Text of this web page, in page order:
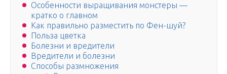
Особенности выращивания монстеры —
кратко о главном
Как правильно разместить по Фен-шуй?
Польза цветка
Болезни и вредители
Вредители и болезни
Способы размножения